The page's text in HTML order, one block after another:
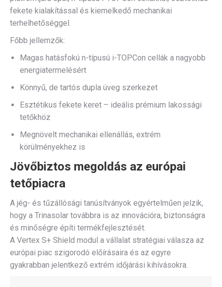
fekete kialakítással és kiemelkedő mechanikai
terhelhetőséggel.
Főbb jellemzők:
Magas hatásfokú n-típusú i-TOPCon cellák a nagyobb
energiatermelésért
Könnyű, de tartós dupla üveg szerkezet
Esztétikus fekete keret – ideális prémium lakossági
tetőkhöz
Megnövelt mechanikai ellenállás, extrém
körülményekhez is
Jövőbiztos megoldás az európai
tetőpiacra
A jég- és tűzállósági tanúsítványok egyértelműen jelzik,
hogy a Trinasolar továbbra is az innovációra, biztonságra
és minőségre építi termékfejlesztését.
A Vertex S+ Shield modul a vállalat stratégiai válasza az
európai piac szigorodó előírásaira és az egyre
gyakrabban jelentkező extrém időjárási kihívásokra.